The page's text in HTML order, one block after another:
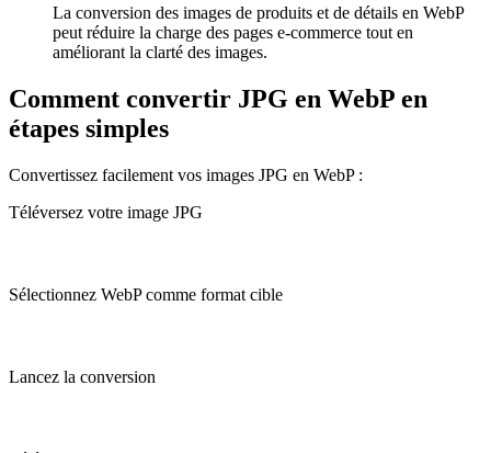
La conversion des images de produits et de détails en WebP
peut réduire la charge des pages e-commerce tout en
améliorant la clarté des images.
Comment convertir JPG en WebP en
étapes simples
Convertissez facilement vos images JPG en WebP :
Téléversez votre image JPG
Sélectionnez WebP comme format cible
Lancez la conversion